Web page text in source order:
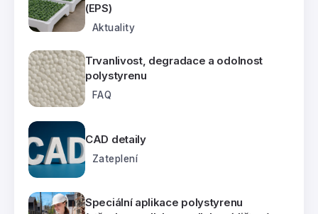
(EPS)
Aktuality
Trvanlivost, degradace a odolnost
polystyrenu
FAQ
CAD detaily
Zateplení
Speciální aplikace polystyrenu